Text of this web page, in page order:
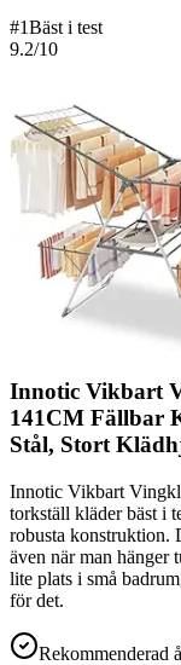
#1Bäst i test
9.2/10
Innotic Vikbart
141CM Fällbar
Stål, Stort
Innotic Vikbart
torkställ kläder bäst i
robusta konstruktion.
även när man hänger
lite plats i små
för det.
Rekommenderad